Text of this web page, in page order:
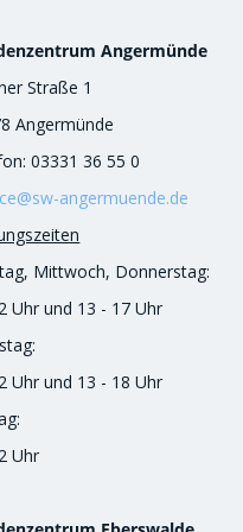
Angermünde
Straße 1
Angermünde
03331 36 55 0
angermuende.de
Mittwoch, Donnerstag:
Uhr und 13 - 17 Uhr
Uhr und 13 - 18 Uhr
Uhr